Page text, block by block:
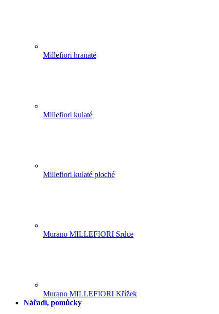
Millefiori hranaté
Millefiori kulaté
Millefiori kulaté ploché
Murano MILLEFIORI Srdce
Murano MILLEFIORI Křížek
Nářadí, pomůcky